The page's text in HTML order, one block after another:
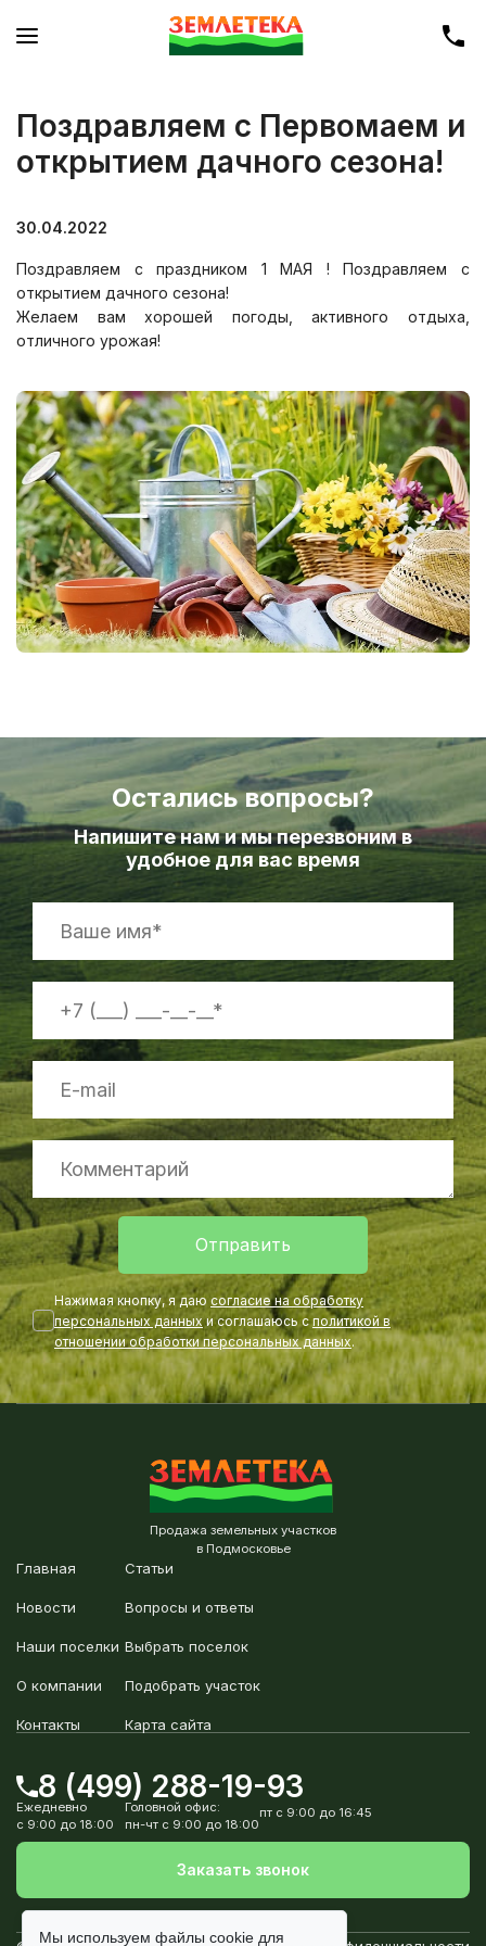
Поздравляем с Первомаем и
открытием дачного сезона!
30.04.2022
Поздравляем с праздником 1 МАЯ ! Поздравляем с
открытием дачного сезона!
Желаем вам хорошей погоды, активного отдыха,
отличного урожая!
Остались вопросы?
Напишите нам и мы перезвоним в
удобное для вас время
Отправить
Нажимая кнопку, я даю согласие на обработку
персональных данныхи соглашаюсь сполитикой в
отношении обработки персональных данных.
Продажа земельных участков
в Подмосковье
Главная
Новости
Наши поселки
О компании
Контакты
Статьи
Вопросы и ответы
Выбрать поселок
Подобрать участок
Карта сайта
8 (499) 288-19-93
Ежедневно
с 9:00 до 18:00
Головной офис:
пн-чт с 9:00 до 18:00
пт с 9:00 до 16:45
Заказать звонок
Мы используем файлы cookie для